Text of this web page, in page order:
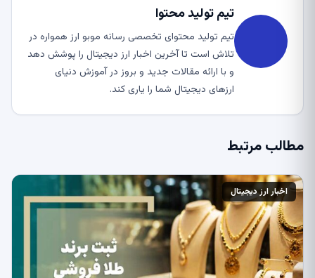
تیم تولید محتوا
تیم تولید محتوای تخصصی رسانه موبو ارز همواره در
تلاش است تا آخرین اخبار ارز دیجیتال را پوشش دهد
و با ارائه مقالات جدید و بروز در آموزش دنیای
ارزهای دیجیتال شما را یاری کند.
مطالب مرتبط
اخبار ارز دیجیتال